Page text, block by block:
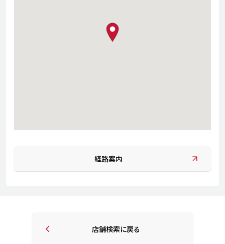
map pin
経路案内
店舗検索に戻る